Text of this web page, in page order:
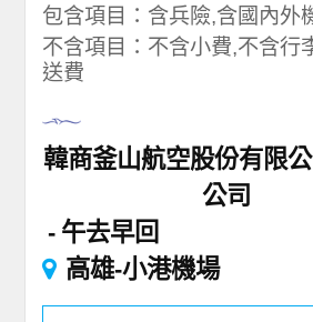
包含項目：含兵險,含國內外
不含項目：不含小費,不含行
送費
韓商釜山航空股份有限
公司
午去早回
高雄-小港機場